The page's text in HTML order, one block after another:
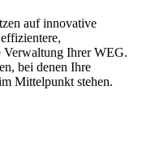
auf innovative
Verwaltung Ihrer WEG.
bei denen Ihre
Mittelpunkt stehen.